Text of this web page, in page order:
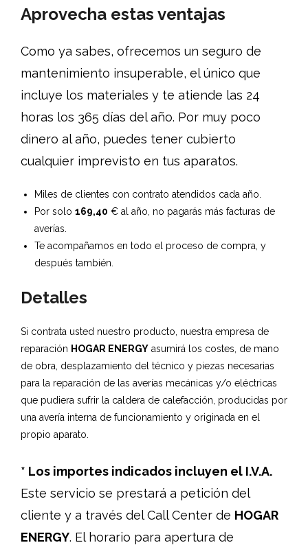
Aprovecha estas ventajas
Como ya sabes, ofrecemos un seguro de
mantenimiento insuperable, el único que
incluye los materiales y te atiende las 24
horas los 365 días del año. Por muy poco
dinero al año, puedes tener cubierto
cualquier imprevisto en tus aparatos.
Miles de clientes con contrato atendidos cada año.
Por solo 169,40 € al año, no pagarás más facturas de
averías.
Te acompañamos en todo el proceso de compra, y
después también.
Detalles
Si contrata usted nuestro producto, nuestra empresa de
reparación HOGAR ENERGY asumirá los costes, de mano
de obra, desplazamiento del técnico y piezas necesarias
para la reparación de las averías mecánicas y/o eléctricas
que pudiera sufrir la caldera de calefacción, producidas por
una avería interna de funcionamiento y originada en el
propio aparato.
* Los importes indicados incluyen el I.V.A.
Este servicio se prestará a petición del
cliente y a través del Call Center de HOGAR
ENERGY. El horario para apertura de